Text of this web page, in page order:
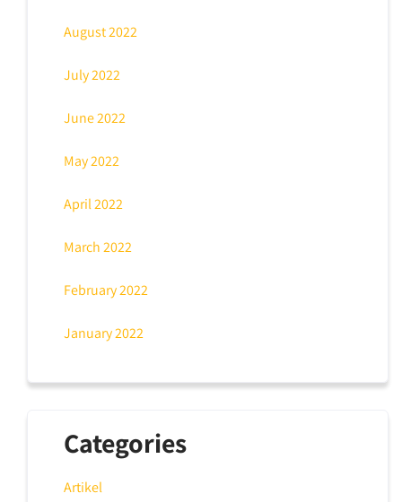
August 2022
July 2022
June 2022
May 2022
April 2022
March 2022
February 2022
January 2022
Categories
Artikel